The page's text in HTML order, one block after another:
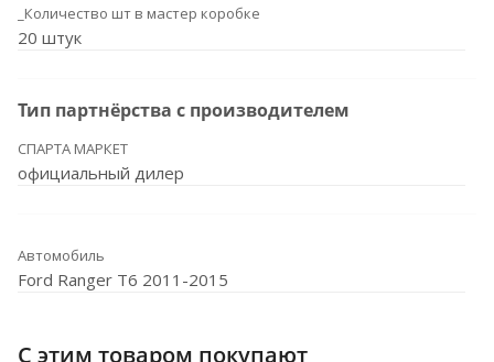
_Количество шт в мастер коробке
20 штук
Тип партнёрства с производителем
СПАРТА МАРКЕТ
официальный дилер
Автомобиль
Ford Ranger T6 2011-2015
С этим товаром покупают